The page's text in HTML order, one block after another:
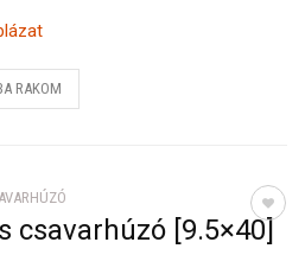
RAKOM
csavarhúzó [9.5×40]